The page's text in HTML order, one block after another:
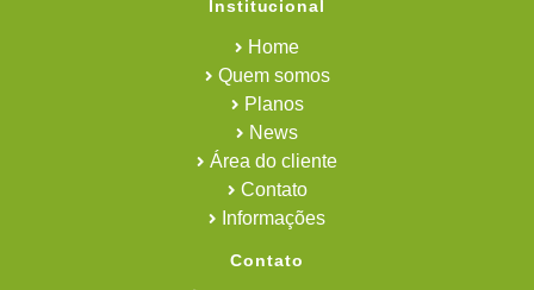
Institucional
Home
Quem somos
Planos
News
Área do cliente
Contato
Informações
Contato